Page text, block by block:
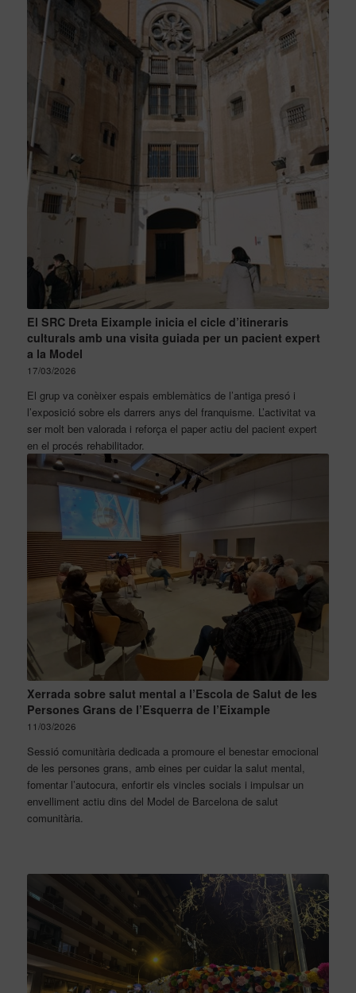
El SRC Dreta Eixample inicia el cicle d’itineraris
culturals amb una visita guiada per un pacient expert
a la Model
17/03/2026
El grup va conèixer espais emblemàtics de l’antiga presó i
l’exposició sobre els darrers anys del franquisme. L’activitat va
ser molt ben valorada i reforça el paper actiu del pacient expert
en el procés rehabilitador.
Xerrada sobre salut mental a l’Escola de Salut de les
Persones Grans de l’Esquerra de l’Eixample
11/03/2026
Sessió comunitària dedicada a promoure el benestar emocional
de les persones grans, amb eines per cuidar la salut mental,
fomentar l’autocura, enfortir els vincles socials i impulsar un
envelliment actiu dins del Model de Barcelona de salut
comunitària.